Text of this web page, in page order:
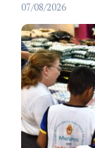
07/08/2026